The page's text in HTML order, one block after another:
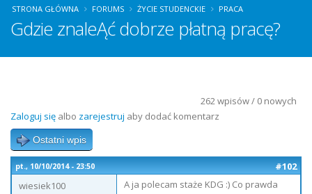
STRONA GŁÓWNA FORUMS ŻYCIE STUDENCKIE PRACA
Gdzie znaleĄć dobrze płatną pracę?
262 wpisów / 0 nowych
Zaloguj się albo zarejestruj aby dodać komentarz
Ostatni wpis
pt., 10/10/2014 - 23:50
#102
wiesiek100
A ja polecam staże KDG :) Co prawda